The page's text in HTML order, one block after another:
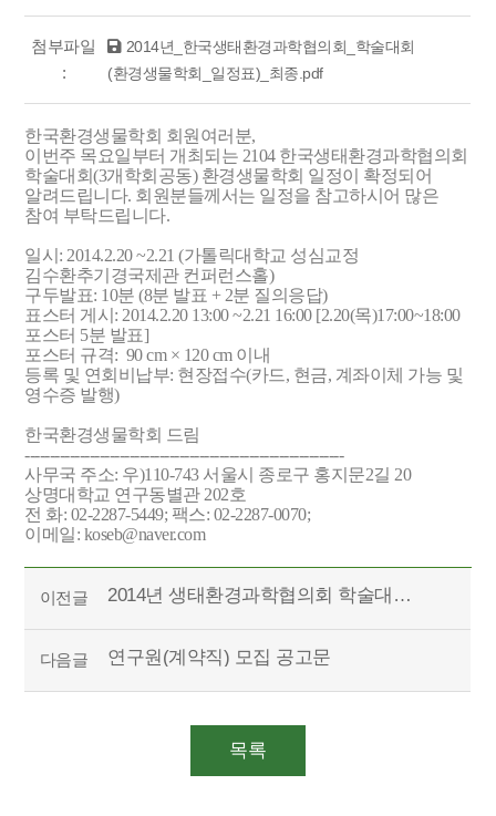
첨부파일
:
2014년_한국생태환경과학협의회_학술대회
(환경생물학회_일정표)_최종.pdf
한국환경생물학회 회원여러분,
이번주 목요일부터 개최되는 2104 한국생태환경과학협의회
학술대회(3개학회공동) 환경생물학회 일정이 확정되어
알려드립니다. 회원분들께서는 일정을 참고하시어 많은
참여 부탁드립니다.
일시: 2014.2.20 ~2.21 (가톨릭대학교 성심교정
김수환추기경국제관 컨퍼런스홀)
구두발표: 10분 (8분 발표 + 2분 질의응답)
표스터 게시: 2014.2.20 13:00 ~2.21 16:00 [2.20(목)17:00~18:00
포스터 5분 발표]
포스터 규격: 90 cm × 120 cm 이내
등록 및 연회비납부: 현장접수(카드, 현금, 계좌이체 가능 및
영수증 발행)
한국환경생물학회 드림
----------------------------------------------------------------
사무국 주소: 우)110-743 서울시 종로구 홍지문2길 20
상명대학교 연구동별관 202호
전 화: 02-2287-5449; 팩스: 02-2287-0070;
이메일: koseb@naver.com
이전글 2014년 생태환경과학협의회 학술대회(3개학회공동) 장소변경 공지 -2차공지
다음글 연구원(계약직) 모집 공고문
목록